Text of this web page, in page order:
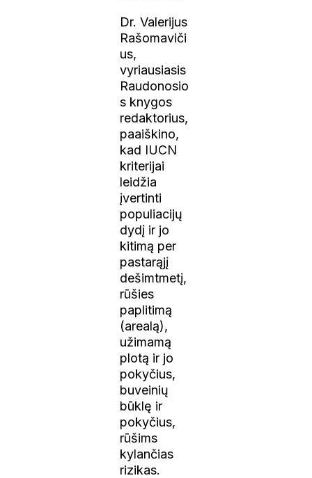
Dr. Valerijus
Rašomaviči
us,
vyriausiasis
Raudonosio
s knygos
redaktorius,
paaiškino,
kad IUCN
kriterijai
leidžia
įvertinti
populiacijų
dydį ir jo
kitimą per
pastarąjį
dešimtmetį,
rūšies
paplitimą
(arealą),
užimamą
plotą ir jo
pokyčius,
buveinių
būklę ir
pokyčius,
rūšims
kylančias
rizikas.